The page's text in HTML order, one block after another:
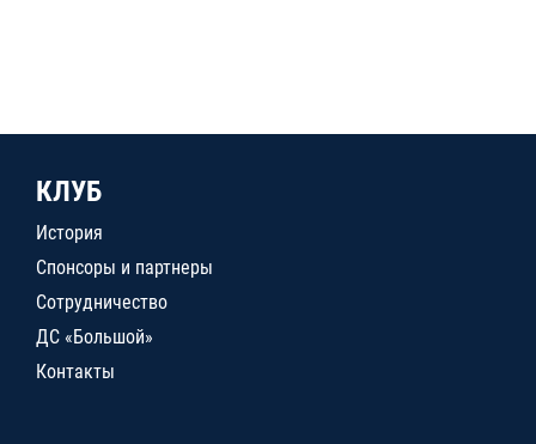
КЛУБ
История
Спонсоры и партнеры
Сотрудничество
ДС «Большой»
Контакты